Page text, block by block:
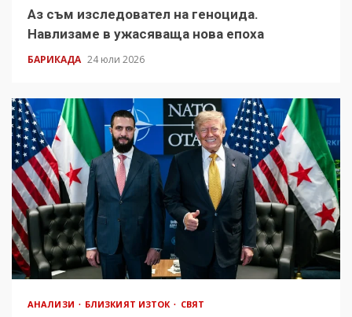
Аз съм изследовател на геноцида.
Навлизаме в ужасяваща нова епоха
БАРИКАДА 24 юли 2026
АНАЛИЗИ БЛИЗКИЯТ ИЗТОК СВЯТ